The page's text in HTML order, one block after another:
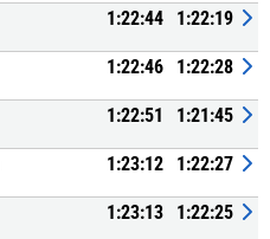
1:22:44 1:22:19
1:22:46 1:22:28
1:22:51 1:21:45
1:23:12 1:22:27
1:23:13 1:22:25